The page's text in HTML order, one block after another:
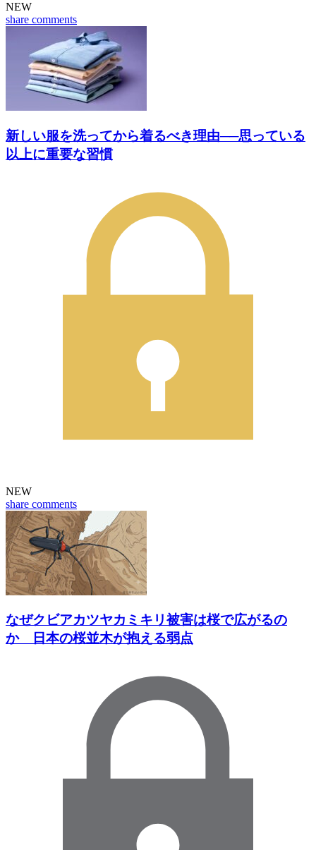
NEW
share comments
新しい服を洗ってから着るべき理由──思っている
以上に重要な習慣
NEW
share comments
なぜクビアカツヤカミキリ被害は桜で広がるの
か 日本の桜並木が抱える弱点